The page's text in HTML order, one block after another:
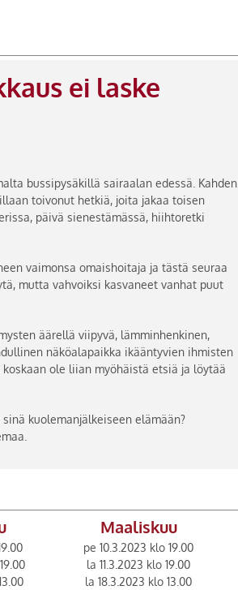
ei laske
bussipysäkillä sairaalan edessä. Kahden
toivonut hetkiä, joita jakaa toisen
päivä sienestämässä, hiihtoretki
vaimonsa omaishoitaja ja tästä seuraa
mutta vahvoiksi kasvaneet vanhat puut
äärellä viipyvä, lämminhenkinen,
näköalapaikka ikääntyvien ihmisten
ole liian myöhäistä etsiä ja löytää
kuolemanjälkeiseen elämään?
Maaliskuu
pe 10.3.2023 klo 19.00
la 11.3.2023 klo 19.00
la 18.3.2023 klo 13.00